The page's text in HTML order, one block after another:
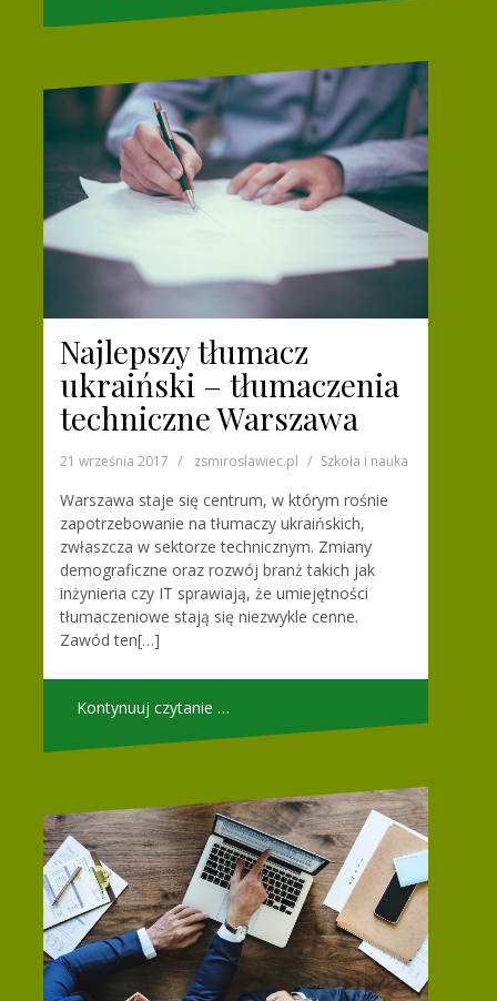
Najlepszy tłumacz
ukraiński – tłumaczenia
techniczne Warszawa
21 września 2017 zsmiroslawiec.pl Szkoła i nauka
Warszawa staje się centrum, w którym rośnie
zapotrzebowanie na tłumaczy ukraińskich,
zwłaszcza w sektorze technicznym. Zmiany
demograficzne oraz rozwój branż takich jak
inżynieria czy IT sprawiają, że umiejętności
tłumaczeniowe stają się niezwykle cenne.
Zawód ten[…]
Kontynuuj czytanie …